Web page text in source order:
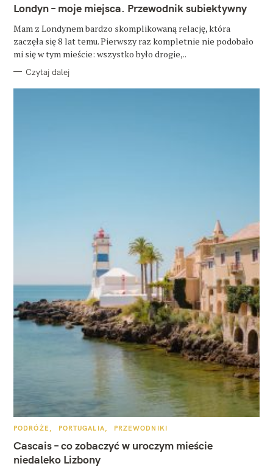
T
E
O
R
I
Londyn – moje miejsca. Przewodnik subiektywny
Mam z Londynem bardzo skomplikowaną relację, która
zaczęła się 8 lat temu. Pierwszy raz kompletnie nie podobało
mi się w tym mieście: wszystko było drogie,..
Czytaj dalej
K
T
E
G
O
PODRÓŻE PORTUGALIA PRZEWODNIKI
Cascais – co zobaczyć w uroczym mieście
niedaleko Lizbony
W
y
a
j
: